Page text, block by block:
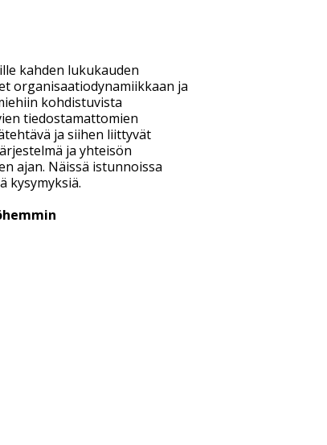
kahden lukukauden
organisaatiodynamiikkaan ja
kohdistuvista
tiedostamattomien
ja siihen liittyvät
ja yhteisön
ajan. Näissä istunnoissa
kysymyksiä.